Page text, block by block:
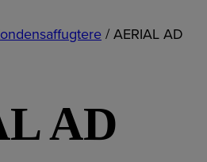
/AERIAL AD
AD